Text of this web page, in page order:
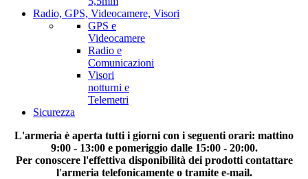
Radio, GPS, Videocamere, Visori
GPS e
Videocamere
Radio e
Comunicazioni
Visori
notturni e
Telemetri
Sicurezza
L'armeria è aperta tutti i giorni con i seguenti orari: mattino
9:00 - 13:00 e pomeriggio dalle 15:00 - 20:00.
Per conoscere l'effettiva disponibilità dei prodotti contattare
l'armeria telefonicamente o tramite e-mail.